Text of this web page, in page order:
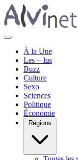
À la Une
Les + lus
Buzz
Culture
Sexo
Sciences
Politique
Économie
Régions